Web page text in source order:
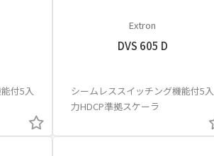
付5入
Extron
DVS 605 D
シームレススイッチング機能付5入
力HDCP準拠スケーラ